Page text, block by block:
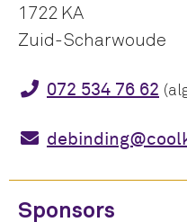
1722 KA
Zuid-Scharwoude
072 534 76 62
Sponsors